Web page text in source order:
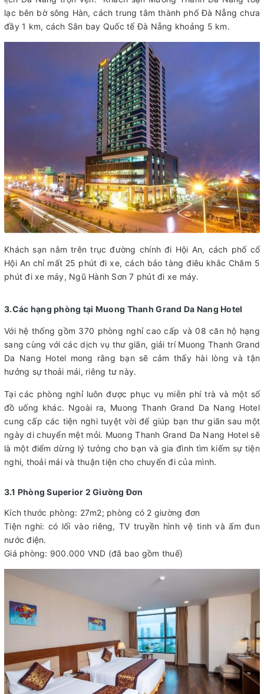
lạc bên bờ sông Hàn, cách trung tâm thành phố Đà Nẵng chưa
đầy 1 km, cách Sân bay Quốc tế Đà Nẵng khoảng 5 km.
Khách sạn nằm trên trục đường chính đi Hội An, cách phố cổ
Hội An chỉ mất 25 phút đi xe, cách bảo tàng điêu khắc Chăm 5
phút đi xe máy, Ngũ Hành Sơn 7 phút đi xe máy.
3.Các hạng phòng tại Muong Thanh Grand Da Nang Hotel
Với hệ thống gồm 370 phòng nghỉ cao cấp và 08 căn hộ hạng
sang cùng với các dịch vụ thư giãn, giải trí Muong Thanh Grand
Da Nang Hotel mong rằng bạn sẽ cảm thấy hài lòng và tận
hưởng sự thoải mái, riêng tư này.
Tại các phòng nghỉ luôn được phục vụ miễn phí trà và một số
đồ uống khác. Ngoài ra, Muong Thanh Grand Da Nang Hotel
cung cấp các tiện nghi tuyệt vời để giúp bạn thư giãn sau một
ngày di chuyển mệt mỏi. Muong Thanh Grand Da Nang Hotel sẽ
là một điểm dừng lý tưởng cho bạn và gia đình tìm kiếm sự tiện
nghi, thoải mái và thuận tiện cho chuyến đi của mình.
3.1 Phòng Superior 2 Giường Đơn
Kích thước phòng: 27m2; phòng có 2 giường đơn
Tiện nghi: có lối vào riêng, TV truyền hình vệ tinh và ấm đun
nước điện.
Giá phòng: 900.000 VND (đã bao gồm thuế)